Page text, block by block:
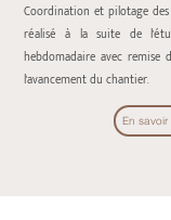
Coordination et pilotage
réalisé à la suite de
hebdomadaire avec
l'avancement du chantier.
En savoir